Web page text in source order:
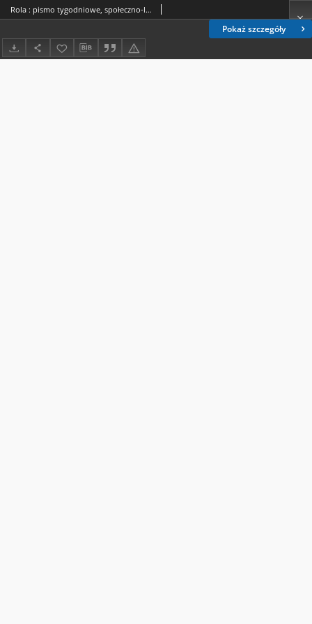
Pokaż szczegóły
Rola : pismo tygodniowe, społeczno-literackie / pod red. Jana Jeleńskiego R. 8, Nr 32 (28 lipca/9 sierpnia 1890)